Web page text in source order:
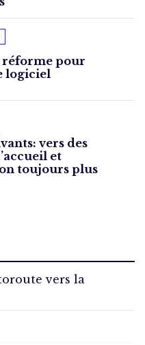
réforme pour
logiciel
vers des
et
toujours plus
vers la